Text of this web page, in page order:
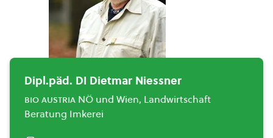
Dipl.päd. DI Dietmar Niessner
bio austria NÖ und Wien, Landwirtschaft
Beratung Imkerei